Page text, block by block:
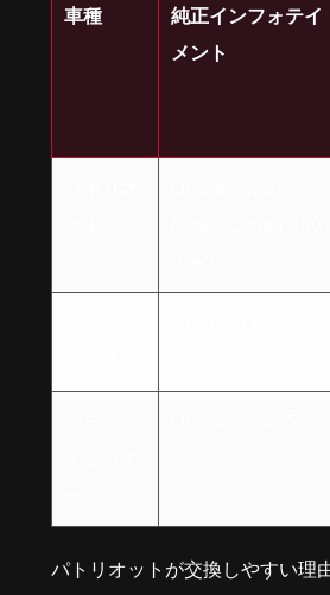
車種
純正インフォテイ
メント
パトリオットが交換しやすい理